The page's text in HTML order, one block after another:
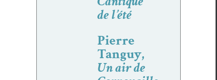
de l’été
Pierre
Tanguy,
Un air de